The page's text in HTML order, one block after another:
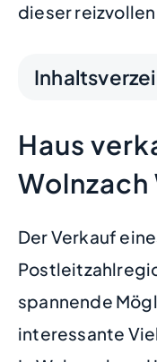
dieser
Haus
Wolnzach
Der Verkauf
spannende
interessante